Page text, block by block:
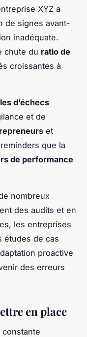
XYZ a
de signes avant-
inadéquate.
chute du ratio de
croissantes à
d’échecs
et de
et
que la
de performance
nombreux
des audits et en
les entreprises
études de cas
proactive
des erreurs
en place